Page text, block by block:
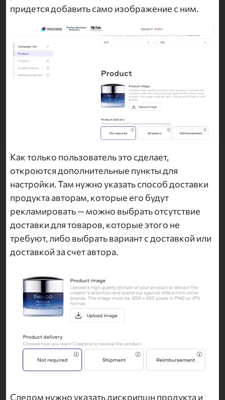
придется добавить само изображение с ним.
Как только пользователь это сделает,
откроются дополнительные пункты для
настройки. Там нужно указать способ доставки
продукта авторам, которые его будут
рекламировать — можно выбрать отсутствие
доставки для товаров, которые этого не
требуют, либо выбрать вариант с доставкой или
доставкой за счет автора.
Следом нужно указать дискрипшн продукта и